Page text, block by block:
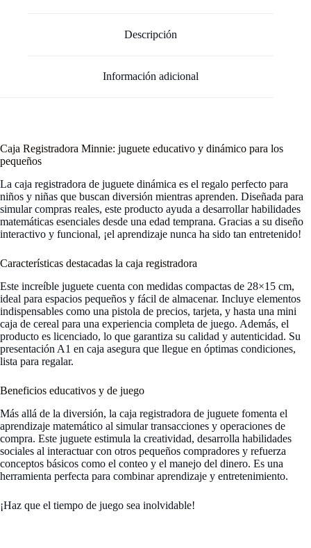
Descripción
Información adicional
Caja Registradora Minnie: juguete educativo y dinámico para los
pequeños
La caja registradora de juguete dinámica es el regalo perfecto para
niños y niñas que buscan diversión mientras aprenden. Diseñada para
simular compras reales, este producto ayuda a desarrollar habilidades
matemáticas esenciales desde una edad temprana. Gracias a su diseño
interactivo y funcional, ¡el aprendizaje nunca ha sido tan entretenido!
Características destacadas la caja registradora
Este increíble juguete cuenta con medidas compactas de 28×15 cm,
ideal para espacios pequeños y fácil de almacenar. Incluye elementos
indispensables como una pistola de precios, tarjeta, y hasta una mini
caja de cereal para una experiencia completa de juego. Además, el
producto es licenciado, lo que garantiza su calidad y autenticidad. Su
presentación A1 en caja asegura que llegue en óptimas condiciones,
lista para regalar.
Beneficios educativos y de juego
Más allá de la diversión, la caja registradora de juguete fomenta el
aprendizaje matemático al simular transacciones y operaciones de
compra. Este juguete estimula la creatividad, desarrolla habilidades
sociales al interactuar con otros pequeños compradores y refuerza
conceptos básicos como el conteo y el manejo del dinero. Es una
herramienta perfecta para combinar aprendizaje y entretenimiento.
¡Haz que el tiempo de juego sea inolvidable!